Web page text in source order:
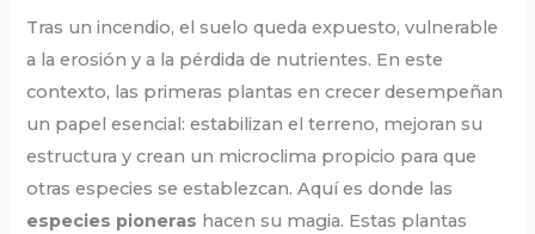
Tras un incendio, el suelo queda expuesto, vulnerable
a la erosión y a la pérdida de nutrientes. En este
contexto, las primeras plantas en crecer desempeñan
un papel esencial: estabilizan el terreno, mejoran su
estructura y crean un microclima propicio para que
otras especies se establezcan. Aquí es donde las
especies pioneras hacen su magia. Estas plantas